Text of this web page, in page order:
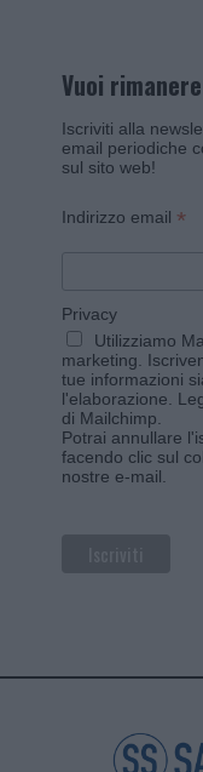
Vuoi
Iscriviti alla
email periodiche
sul sito web!
Indirizzo email *
Privacy
Utilizziamo
marketing.
tue informazioni
l'elaborazione.
di Mailchimp
Potrai annullare
facendo clic sul
nostre e-mail.